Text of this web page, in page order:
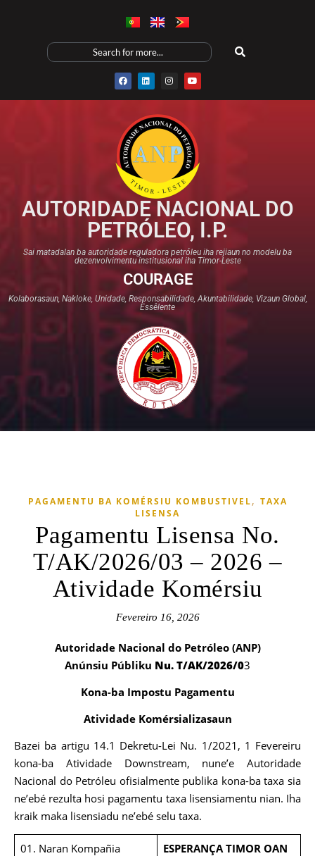
AUTORIDADE NACIONAL DO
PETRÓLEO, I.P.
Sai matadalan ba autoridade reguladora petróleu iha rejiaun no modelu ba
dezenvolvimentu institusional iha Timor-Leste
COURAGE
Kolaborasaun, Nakloke, Unidade, Responsabilidade, Akuntabilidade, Vizaun Global,
Essêlente
PAGAMENTU BA KOMÉRSIU KOMBUSTIVEL, TAXA
LISENSA
Pagamentu Lisensa No.
T/AK/2026/03 – 2026 –
Atividade Komérsiu
Fevereiro 16, 2026
Autoridade Nacional do Petróleo (ANP)
Anúnsiu Públiku Nu. T/AK/2026/03
Kona-ba Impostu Pagamentu
Atividade Komérsializasaun
Bazei ba artigu 14.1 Dekretu-Lei Nu. 1/2021, 1 Fevereiru
kona-ba Atividade Downstream, nune’e Autoridade
Nacional do Petróleu ofisialmente publika kona-ba taxa sia
ne’ebé rezulta hosi pagamentu taxa lisensiamentu nian. Iha
kraik maka lisensiadu ne’ebé selu taxa.
01. Naran Kompañia
ESPERANÇA TIMOR OAN